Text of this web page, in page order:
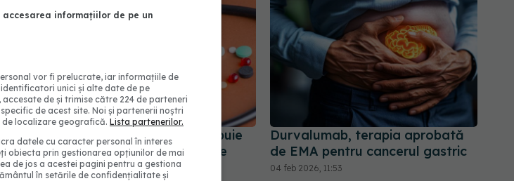
La ce semne de alarmă trebuie
să fii atent dacă iei diuretice
03 apr 2026, 15:45
Durvalumab, terapia aprobată
de EMA pentru cancerul gastric
04 feb 2026, 11:53
informațiilor de pe un
vor fi prelucrate, iar informațiile de
unici și alte date de pe
de și trimise către 224 de parteneri
de acest site. Noi și partenerii noștri
localizare geografică. Lista partenerilor.
datele cu caracter personal în interes
obiecta prin gestionarea opțiunilor de mai
de jos a acestei pagini pentru a gestiona
în setările de confidențialitate și